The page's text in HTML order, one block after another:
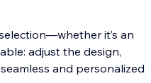
it’s an
adjust the design,
and personalized